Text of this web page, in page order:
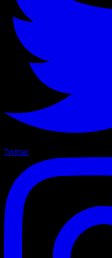
Twitter